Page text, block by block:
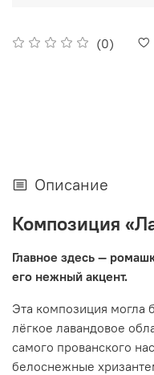
(0)
Описание
Композиция
Главное здесь —
его нежный акцент.
Эта композиция могла
лёгкое лавандовое
самого прованского
белоснежные